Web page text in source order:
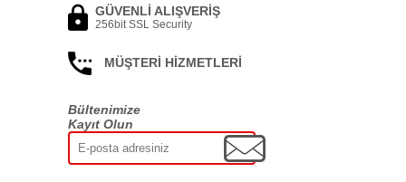
GÜVENLİ ALIŞVERİŞ
256bit SSL Security
MÜŞTERİ HİZMETLERİ
Bültenimize
Kayıt Olun